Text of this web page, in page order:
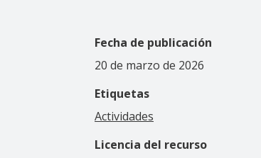
Fecha de publicación
20 de marzo de 2026
Etiquetas
Actividades
Licencia del recurso